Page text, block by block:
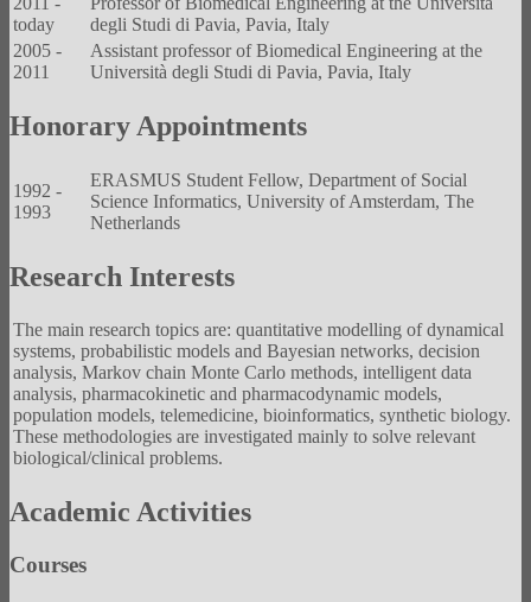
today
degli Studi di Pavia, Pavia, Italy
2005 -
2011
Assistant professor of Biomedical Engineering at the
Università degli Studi di Pavia, Pavia, Italy
Honorary Appointments
1992 -
1993
ERASMUS Student Fellow, Department of Social
Science Informatics, University of Amsterdam, The
Netherlands
Research Interests
The main research topics are: quantitative modelling of dynamical
systems, probabilistic models and Bayesian networks, decision
analysis, Markov chain Monte Carlo methods, intelligent data
analysis, pharmacokinetic and pharmacodynamic models,
population models, telemedicine, bioinformatics, synthetic biology.
These methodologies are investigated mainly to solve relevant
biological/clinical problems.
Academic Activities
Courses